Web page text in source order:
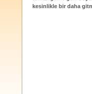
kesinlikle bir daha